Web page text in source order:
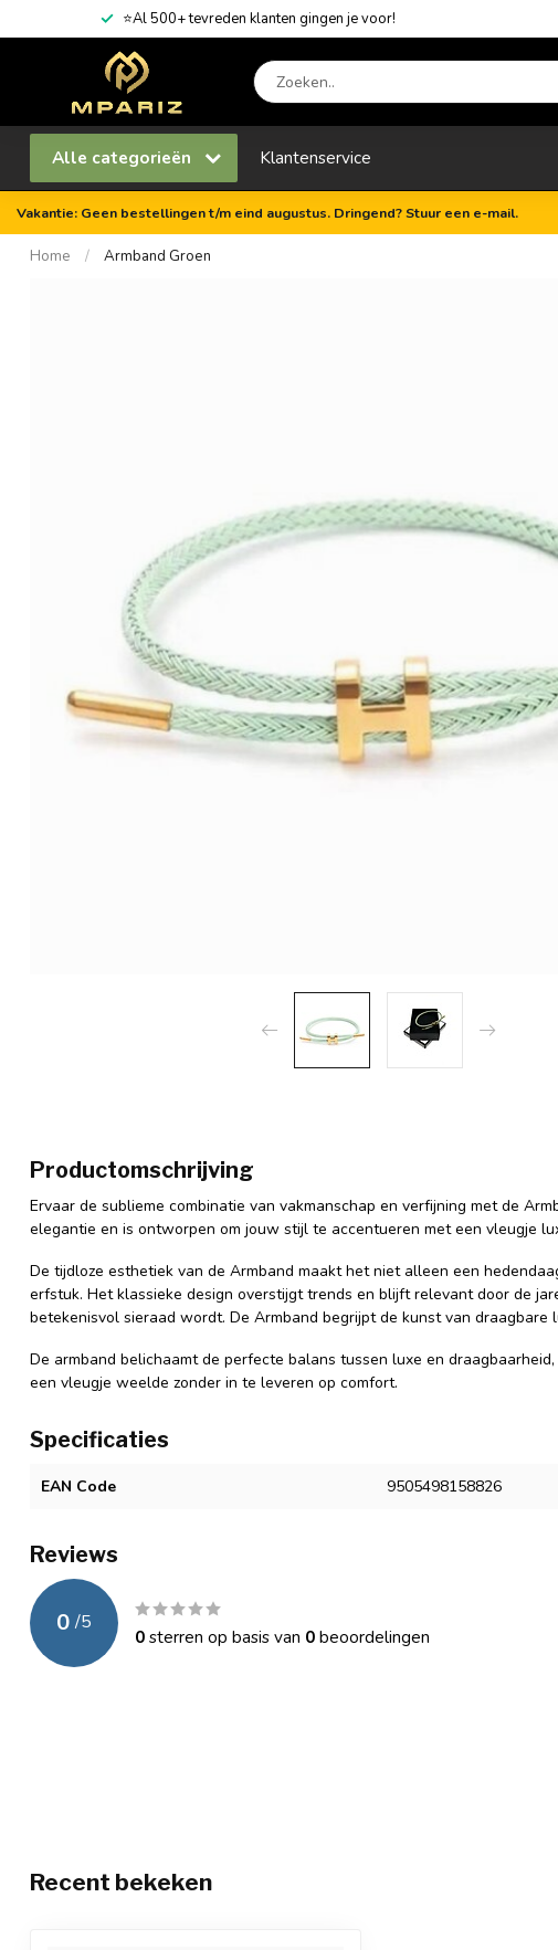
⭐Al 500+ tevreden klanten gingen je voor!
Alle categorieën Klantenservice
Vakantie: Geen bestellingen t/m eind augustus. Dringend? Stuur een e-mail.
Home / Armband Groen
Productomschrijving
Ervaar de sublieme combinatie van vakmanschap en verfijning met de
elegantie en is ontworpen om jouw stijl te accentueren met een vleugje
De tijdloze esthetiek van de Armband maakt het niet alleen een
erfstuk. Het klassieke design overstijgt trends en blijft relevant door de
betekenisvol sieraad wordt. De Armband begrijpt de kunst van draagbare
De armband belichaamt de perfecte balans tussen luxe en
een vleugje weelde zonder in te leveren op comfort.
Specificaties
EAN Code 9505498158826
Reviews
0 /5
0sterren op basis van 0beoordelingen
Recent bekeken